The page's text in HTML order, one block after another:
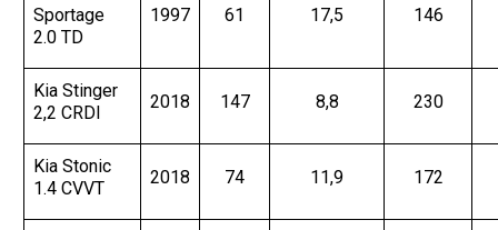
Sportage
2.0 TD
1997 61 17,5 146
Kia Stinger
2,2 CRDI
2018 147 8,8 230
Kia Stonic
1.4 CVVT
2018 74 11,9 172